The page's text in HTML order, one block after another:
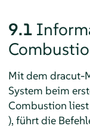
9.1
Mit dem dracut-
System beim
Combustion
), führt die